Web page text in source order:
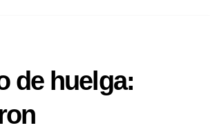
de huelga: